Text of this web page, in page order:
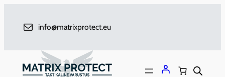
info@matrixprotect.eu